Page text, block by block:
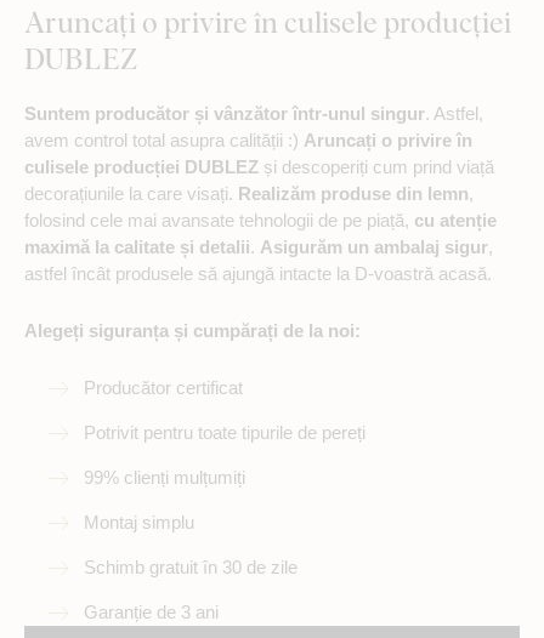
Aruncați o privire în culisele producției
DUBLEZ
Suntem producător și vânzător într-unul singur. Astfel,
avem control total asupra calității :) Aruncați o privire în
culisele producției DUBLEZ și descoperiți cum prind viață
decorațiunile la care visați. Realizăm produse din lemn,
folosind cele mai avansate tehnologii de pe piață, cu atenție
maximă la calitate și detalii. Asigurăm un ambalaj sigur,
astfel încât produsele să ajungă intacte la D-voastră acasă.
Alegeți siguranța și cumpărați de la noi:
Producător certificat
Potrivit pentru toate tipurile de pereți
99% clienți mulțumiți
Montaj simplu
Schimb gratuit în 30 de zile
Garanție de 3 ani